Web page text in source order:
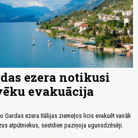
ezera notikusi
evakuācija
Gardas ezera Itālijas ziemeļos licis evakuēt vairāk
atpūtniekus, sestdien paziņoja ugunsdzēsēji.